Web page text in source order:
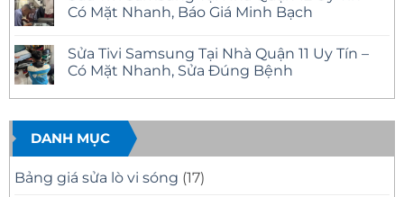
Mặt
Nhanh
Báo
Giá
Minh
An
Lạc
Có
Mặt
Nhanh
Nhà
Khắc
Phục
Mọi
Sự
Cố
Tivi
luận
ở
Phường
Bình
Trị
Uy
–
Có
Mặt
Nhanh
Tại
Nhà
Có Mặt Nhanh, Báo Giá Minh Bạch
bình
luận
ở
Tivi
Tại
Nhà
Quận
12
Uy
Tín
Sửa Tivi Samsung Tại Nhà Quận 11 Uy Tín –
Có Mặt Nhanh, Sửa Đúng Bệnh
có
luận
ở
Sửa
Tivi
Samsung
Tại
DANH MỤC
Bảng giá sửa lò vi sóng (17)